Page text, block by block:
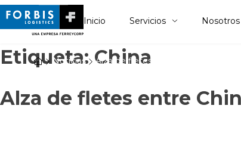
Inicio Servicios Nosotros
Etiqueta:China
Noticias Alza de fletes entre China y
Alza de fletes entre